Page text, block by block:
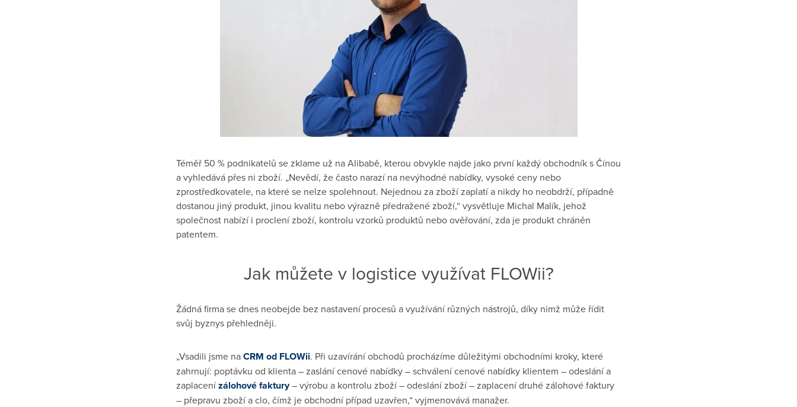
Téměř 50 % podnikatelů se zklame už na Alibabě, kterou obvykle najde jako první každý obchodník s Čínou
a vyhledává přes ni zboží. „Nevědí, že často narazí na nevýhodné nabídky, vysoké ceny nebo
zprostředkovatele, na které se nelze spolehnout. Nejednou za zboží zaplatí a nikdy ho neobdrží, případně
dostanou jiný produkt, jinou kvalitu nebo výrazně předražené zboží,“ vysvětluje Michal Malík, jehož
společnost nabízí i proclení zboží, kontrolu vzorků produktů nebo ověřování, zda je produkt chráněn
patentem.
Jak můžete v logistice využívat FLOWii?
Žádná firma se dnes neobejde bez nastavení procesů a využívání různých nástrojů, díky nimž může řídit
svůj byznys přehledněji.
„Vsadili jsme naCRM od FLOWii. Při uzavírání obchodů procházíme důležitými obchodními kroky, které
zahrnují: poptávku od klienta – zaslání cenové nabídky – schválení cenové nabídky klientem – odeslání a
zaplacenízálohové faktury– výrobu a kontrolu zboží – odeslání zboží – zaplacení druhé zálohové faktury
– přepravu zboží a clo, čímž je obchodní případ uzavřen,“ vyjmenovává manažer.